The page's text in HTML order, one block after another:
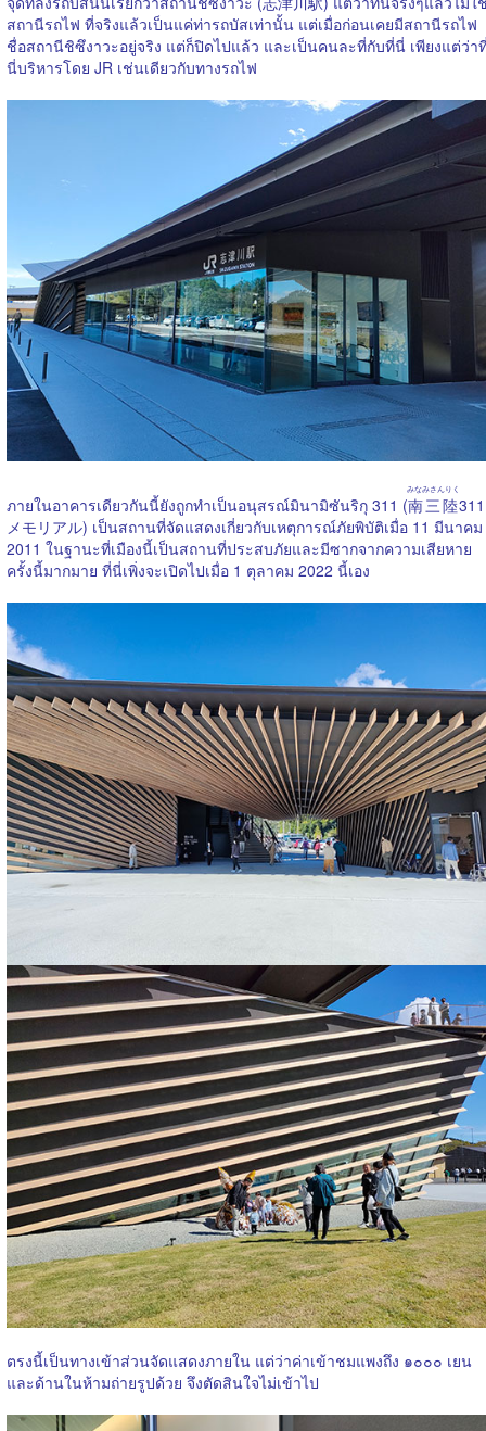
สถานีรถไฟ ที่จริงแล้วเป็นแค่ท่ารถบัสเท่านั้น แต่เมื่อก่อนเคยมีสถานีรถไฟ
ชื่อสถานีชิซึงาวะอยู่จริง แต่ก็ปิดไปแล้ว และเป็นคนละที่กับที่นี่ เพียงแต่ว่า
นี่บริหารโดย JR เช่นเดียวกับทางรถไฟ
ภายในอาคารเดียวกันนี้ยังถูกทำเป็นอนุสรณ์มินามิซันริกุ 311 (南三陸
みなみさんりく
311
メモリアル) เป็นสถานที่จัดแสดงเกี่ยวกับเหตุการณ์ภัยพิบัติเมื่อ 11 มีนาคม
2011 ในฐานะที่เมืองนี้เป็นสถานที่ประสบภัยและมีซากจากความเสียหาย
ครั้งนี้มากมาย ที่นี่เพิ่งจะเปิดไปเมื่อ 1 ตุลาคม 2022 นี้เอง
ตรงนี้เป็นทางเข้าส่วนจัดแสดงภายใน แต่ว่าค่าเข้าชมแพงถึง ๑๐๐๐ เยน
และด้านในห้ามถ่ายรูปด้วย จึงตัดสินใจไม่เข้าไป